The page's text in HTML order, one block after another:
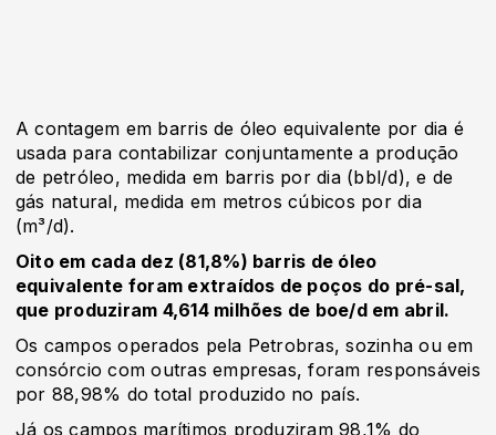
A contagem em barris de óleo equivalente por dia é
usada para contabilizar conjuntamente a produção
de petróleo, medida em barris por dia (bbl/d), e de
gás natural, medida em metros cúbicos por dia
(m³/d).
Oito em cada dez (81,8%) barris de óleo
equivalente foram extraídos de poços do pré-sal,
que produziram 4,614 milhões de boe/d em abril.
Os campos operados pela Petrobras, sozinha ou em
consórcio com outras empresas, foram responsáveis
por 88,98% do total produzido no país.
Já os campos marítimos produziram 98,1% do